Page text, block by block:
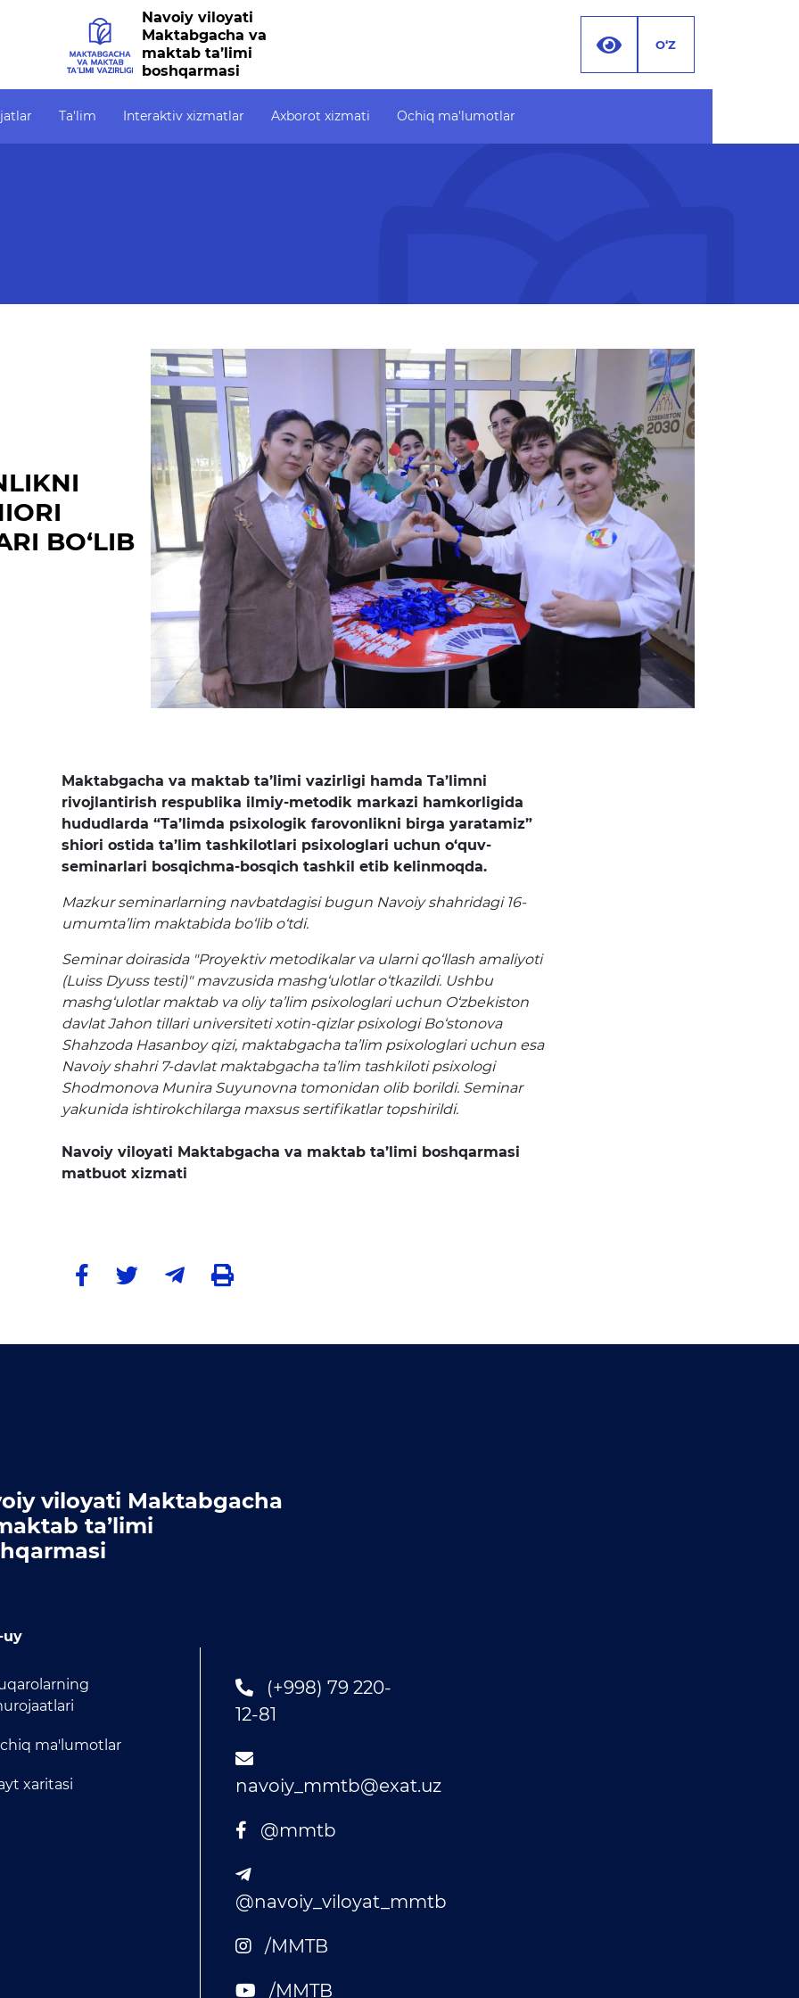
Raqamli kutubxona Galereya
Axborot xizmati
Matbuot anjumanlari
Konferensiyalar
Yordam
Tanlovlar
Akkreditatsiya
Infografika
Korrupsiyaga qarshi kurash
Murojaatlar
E'lonlar
Navoiy viloyati
Maktabgacha va
maktab ta’limi
boshqarmasi
O‘Z
Ta'lim Interaktiv xizmatlar Axborot xizmati Ochiq ma'lumotlar
BO‘LIB
Maktabgacha va maktab ta’limi vazirligi hamda Ta’limni
rivojlantirish respublika ilmiy-metodik markazi hamkorligida
hududlarda “Ta’limda psixologik farovonlikni birga yaratamiz”
shiori ostida ta’lim tashkilotlari psixologlari uchun o‘quv-
seminarlari bosqichma-bosqich tashkil etib kelinmoqda.
Mazkur seminarlarning navbatdagisi bugun Navoiy shahridagi 16-
umumta’lim maktabida bo‘lib o‘tdi.
Seminar doirasida "Proyektiv metodikalar va ularni qo‘llash amaliyoti
(Luiss Dyuss testi)" mavzusida mashg‘ulotlar o‘tkazildi. Ushbu
mashg‘ulotlar maktab va oliy ta’lim psixologlari uchun O‘zbekiston
davlat Jahon tillari universiteti xotin-qizlar psixologi Bo‘stonova
Shahzoda Hasanboy qizi, maktabgacha ta’lim psixologlari uchun esa
Navoiy shahri 7-davlat maktabgacha ta’lim tashkiloti psixologi
Shodmonova Munira Suyunovna tomonidan olib borildi. Seminar
yakunida ishtirokchilarga maxsus sertifikatlar topshirildi.
Navoiy viloyati Maktabgacha va maktab ta’limi boshqarmasi
matbuot xizmati
viloyati Maktabgacha
ta’limi
uy
ma'lumotlar
xaritasi
(+998) 79 220-
12-81
navoiy_mmtb@exat.uz
@mmtb
@navoiy_viloyat_mmtb
/MMTB
/MMTB